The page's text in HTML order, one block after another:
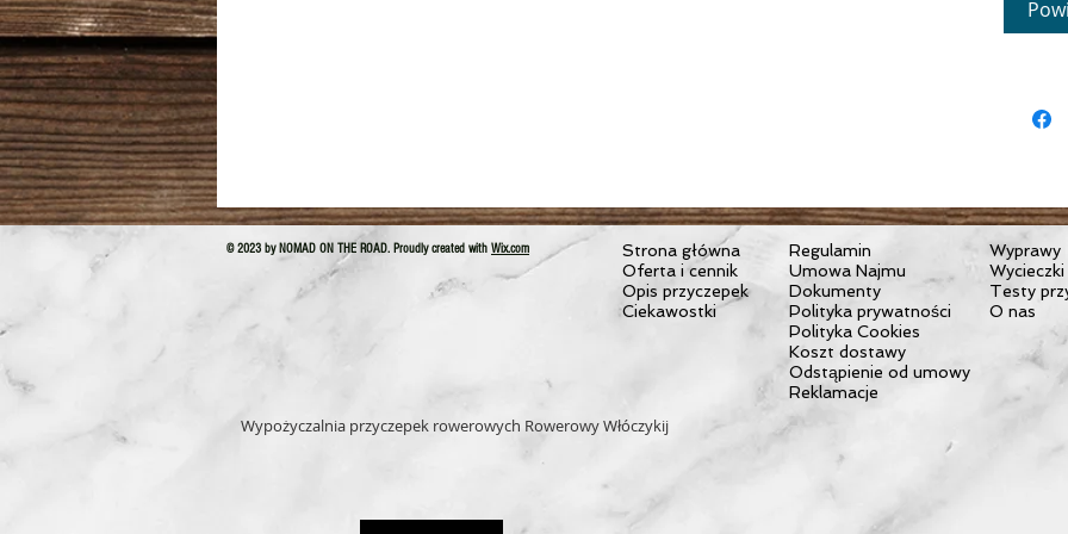
Należy
skórą
Nie
w
© 2023 by NOMAD ON THE ROAD. Proudly created with Wix.com
Strona główna
Oferta i cennik
Opis przyczepek
Ciekawostki
Regulamin
Umowa Najmu
Dokumenty
Polityka prywatności
Polityka Cookies
Koszt dostawy
Odstąpienie od umowy
Reklamacje
Wyprawy
Wycieczki
Testy
O nas
Wypożyczalnia przyczepek rowerowych Rowerowy Włóczykij